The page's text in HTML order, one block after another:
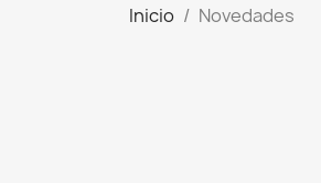
Inicio Novedades